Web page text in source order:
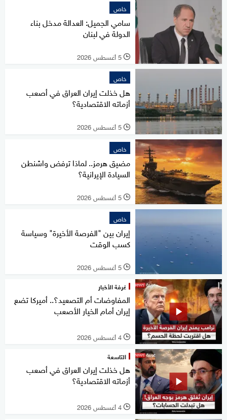
خاص
سامي الجميل: العدالة مدخل بناء
الدولة في لبنان
l 5 أغسطس 2026
خاص
هل خذلت إيران العراق في أصعب
أزماته الاقتصادية؟
l 5 أغسطس 2026
خاص
مضيق هرمز.. لماذا ترفض واشنطن
السيادة الإيرانية؟
l 5 أغسطس 2026
خاص
إيران بين "الفرصة الأخيرة" وسياسة
كسب الوقت
l 5 أغسطس 2026
غرفة الأخبار
المفاوضات أم التصعيد؟.. أميركا تضع
إيران أمام الخيار الأصعب
l 4 أغسطس 2026
التاسعة
هل خذلت إيران العراق في أصعب
أزماته الاقتصادية؟
l 4 أغسطس 2026